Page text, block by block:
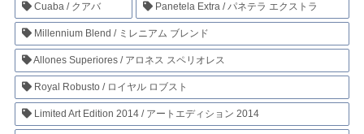
Cuaba / クアバ Panetela Extra / パネテラ エクストラ
Millennium Blend / ミレニアム ブレンド
Allones Superiores / アロネス スペリオレス
Royal Robusto / ロイヤル ロブスト
Limited Art Edition 2014 / アートエディション 2014